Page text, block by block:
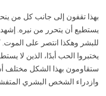
بهذا تقفون إلى جانب كل من
يستطيع أن يتحرر من نيره.
للبشر وهكذا انتصر على الموت.
يختبروا الحب أبدًا، الذين لا
ستقاومون بهذا الشكل مختلف
وازدراء الشخص البشري